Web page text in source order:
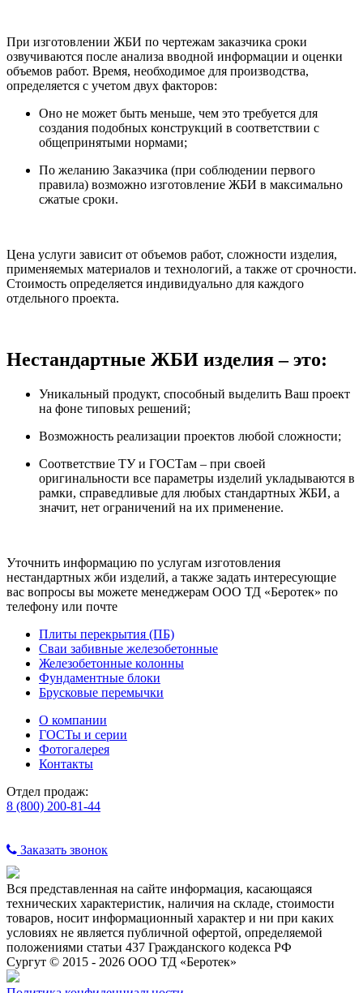
При изготовлении ЖБИ по чертежам заказчика сроки
озвучиваются после анализа вводной информации и оценки
объемов работ. Время, необходимое для производства,
определяется с учетом двух факторов:
Оно не может быть меньше, чем это требуется для
создания подобных конструкций в соответствии с
общепринятыми нормами;
По желанию Заказчика (при соблюдении первого
правила) возможно изготовление ЖБИ в максимально
сжатые сроки.
Цена услуги зависит от объемов работ, сложности изделия,
применяемых материалов и технологий, а также от срочности.
Стоимость определяется индивидуально для каждого
отдельного проекта.
Нестандартные ЖБИ изделия – это:
Уникальный продукт, способный выделить Ваш проект
на фоне типовых решений;
Возможность реализации проектов любой сложности;
Соответствие ТУ и ГОСТам – при своей
оригинальности все параметры изделий укладываются в
рамки, справедливые для любых стандартных ЖБИ, а
значит, нет ограничений на их применение.
Уточнить информацию по услугам изготовления
нестандартных жби изделий, а также задать интересующие
вас вопросы вы можете менеджерам ООО ТД «Беротек» по
телефону или почте
Плиты перекрытия (ПБ)
Сваи забивные железобетонные
Железобетонные колонны
Фундаментные блоки
Брусковые перемычки
О компании
ГОСТы и серии
Фотогалерея
Контакты
Отдел продаж:
8 (800) 200-81-44
Заказать звонок
Вся представленная на сайте информация, касающаяся
технических характеристик, наличия на складе, стоимости
товаров, носит информационный характер и ни при каких
условиях не является публичной офертой, определяемой
положениями статьи 437 Гражданского кодекса РФ
Сургут © 2015 - 2026 ООО ТД «Беротек»